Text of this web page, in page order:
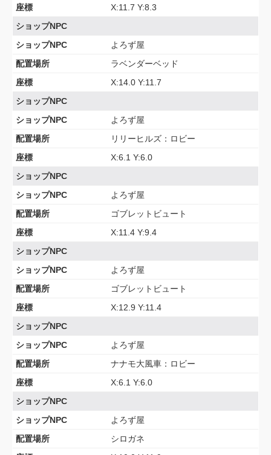
座標
X:11.7 Y:8.3
ショップNPC
ショップNPC
よろず屋
配置場所
ラベンダーベッド
座標
X:14.0 Y:11.7
ショップNPC
ショップNPC
よろず屋
配置場所
リリーヒルズ：ロビー
座標
X:6.1 Y:6.0
ショップNPC
ショップNPC
よろず屋
配置場所
ゴブレットビュート
座標
X:11.4 Y:9.4
ショップNPC
ショップNPC
よろず屋
配置場所
ゴブレットビュート
座標
X:12.9 Y:11.4
ショップNPC
ショップNPC
よろず屋
配置場所
ナナモ大風車：ロビー
座標
X:6.1 Y:6.0
ショップNPC
ショップNPC
よろず屋
配置場所
シロガネ